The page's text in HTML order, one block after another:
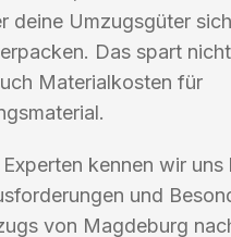
deine Umzugsgüter
Das spart
Materialkosten für
kennen wir uns
und
von Magdeburg